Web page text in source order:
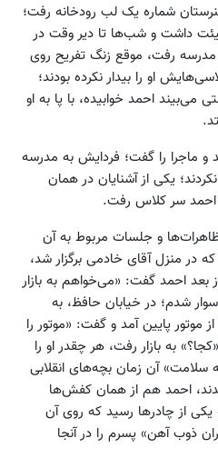
شماره یک لب رودخانه رفت؛
داشت و شب‌ها تا دیر وقت در
رفت، موقع زنگ تفریح روی
او را بیدار نکرده بودند؛
احمد خوابیده، با پا به او
و ماجرا را گفت؛ فردایش به مدرسه
یکی از آشنایان در همان
احمد سر کلاس رفت.
و جلسات مربوط به آن
در منزل آقای خادمی برگزار شد،
بعد احمد گفت: «می‌خواهم به بازار
شدم؛ در خیابان حافظ، به
پایین آمد و گفت: «موتور را
به بازار رفت، هر چقدر او را
سلامت» آن زمان بچه‌های انقلابی
احمد هم از همان کفش‌ها
از چادرها رسید که روی آن
ذوب آهن» پسرم را در آنجا